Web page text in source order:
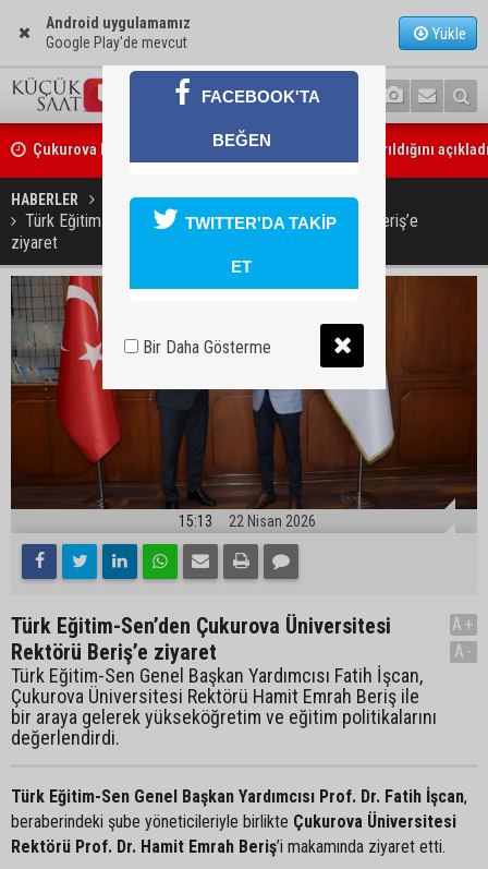
Android uygulamamız
Google Play'de mevcut
Yükle
Çukurova Belediye Başkanı Emrah Kozay CHP’den ayrıldığını
Belediye binasına girmek isteyen servisçilere biber gazlı müdahale
HABERLER EĞİTİM
Türk Eğitim-Sen’den Çukurova Üniversitesi Rektörü Beriş’e
ziyaret
15:13 22 Nisan 2026
Türk Eğitim-Sen’den Çukurova Üniversitesi
Rektörü Beriş’e ziyaret
Türk Eğitim-Sen Genel Başkan Yardımcısı Fatih İşcan,
Çukurova Üniversitesi Rektörü Hamit Emrah Beriş ile
bir araya gelerek yükseköğretim ve eğitim politikalarını
değerlendirdi.
A+
A-
Türk Eğitim-Sen Genel Başkan Yardımcısı Prof. Dr. Fatih İşcan,
beraberindeki şube yöneticileriyle birlikte Çukurova Üniversitesi
Rektörü Prof. Dr. Hamit Emrah Beriş’i makamında ziyaret etti.
FACEBOOK'TA
BEĞEN
TWITTER'DA TAKİP
ET
Bir Daha Gösterme